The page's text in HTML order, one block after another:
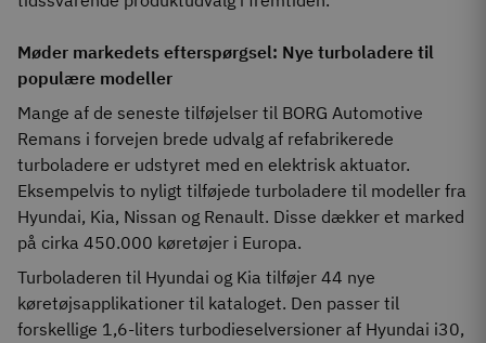
Møder markedets efterspørgsel: Nye turboladere til
populære modeller
Mange af de seneste tilføjelser til BORG Automotive
Remans i forvejen brede udvalg af refabrikerede
turboladere er udstyret med en elektrisk aktuator.
Eksempelvis to nyligt tilføjede turboladere til modeller fra
Hyundai, Kia, Nissan og Renault. Disse dækker et marked
på cirka 450.000 køretøjer i Europa.
Turboladeren til Hyundai og Kia tilføjer 44 nye
køretøjsapplikationer til kataloget. Den passer til
forskellige 1,6-liters turbodieselversioner af Hyundai i30,